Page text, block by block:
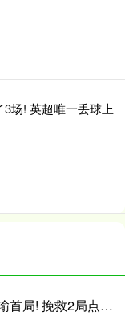
场! 英超唯一丢球上
华泰优配 WTT横滨冠军赛: 陈熠爆冷输首局! 挽救2局点惜败, 李恩惠2分险胜